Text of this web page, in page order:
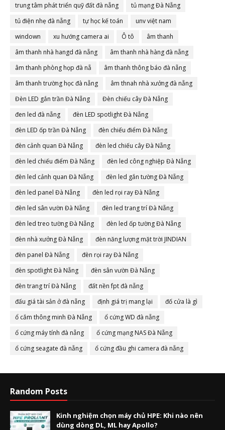
trung tâm phát triển quỹ đất đà nẵng
tủ mạng Đà Nẵng
tủ điện nhẹ đà nẵng
tự học kế toán
unv việt nam
windown
xu hướng camera ai Ô tô
âm thanh
âm thanh nhà hangd đà nẵng
âm thanh nhà hàng đà nẵng
âm thanh phòng họp đà nẵ
âm thanh thông báo đà nẵng
âm thanh trường học đà nẵng
âm thnah nhà xưởng đà nẵng
Đèn LED gắn trần Đà Nẵng
Đèn chiếu cây Đà Nẵng
đen led đà nẵng
đèn LED spotlight Đà Nẵng
đèn LED ốp trần Đà Nẵng
đèn chiếu điểm Đà Nẵng
đèn cảnh quan Đà Nẵng
đèn led chiếu cây Đà Nẵng
đèn led chiếu điểm Đà Nẵng
đèn led công nghiệp Đà Nẵng
đèn led cảnh quan Đà Nẵng
đèn led gắn tường Đà Nẵng
đèn led panel Đà Nẵng
đèn led rọi ray Đà Nẵng
đèn led sân vườn Đà Nẵng
đèn led trang trí Đà Nẵng
đèn led treo tường Đà Nẵng
đèn led ốp tường Đà Nẵng
đèn nhà xưởng Đà Nẵng
đèn năng lượng mặt trời JINDIAN
đèn panel Đà Nẵng
đèn rọi ray Đà Nẵng
đèn spotlight Đà Nẵng
đèn sân vườn Đà Nẵng
đèn trang trí Đà Nẵng
đất nền fpt đà nẵng
đấu giá tài sản ở đà nẵng
định giá trị mang lại
đố cửa là gì
ổ cắm thông minh Đà Nẵng
ổ cứng WD đà nẵng
ổ cứng máy tính đà nẵng
ổ cứng mạng NAS Đà Nẵng
ổ cứng seagate đà nẵng
ổ cứng đầu ghi camera đà nẵng
Random Posts
Kinh nghiệm chọn máy chủ HPE: Khi nào nên
dùng dòng DL, ML hay Apollo?